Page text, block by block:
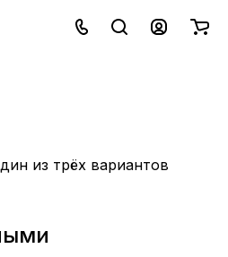
из трёх вариантов